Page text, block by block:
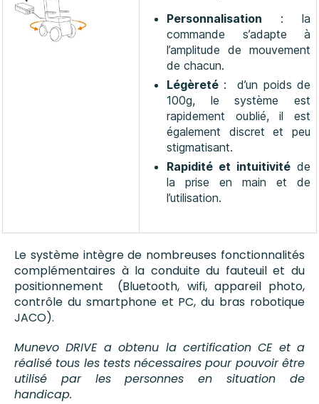
Personnalisation : la
commande s’adapte à
l’amplitude de mouvement
de chacun.
Légèreté : d’un poids de
100g, le système est
rapidement oublié, il est
également discret et peu
stigmatisant.
Rapidité et intuitivité de
la prise en main et de
l’utilisation.
Le système intègre de nombreuses fonctionnalités
complémentaires à la conduite du fauteuil et du
positionnement (Bluetooth, wifi, appareil photo,
contrôle du smartphone et PC, du bras robotique
JACO).
Munevo DRIVE a obtenu la certification CE et a
réalisé tous les tests nécessaires pour pouvoir être
utilisé par les personnes en situation de
handicap.